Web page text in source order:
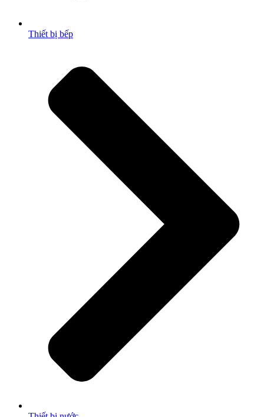
Thiết bị bếp